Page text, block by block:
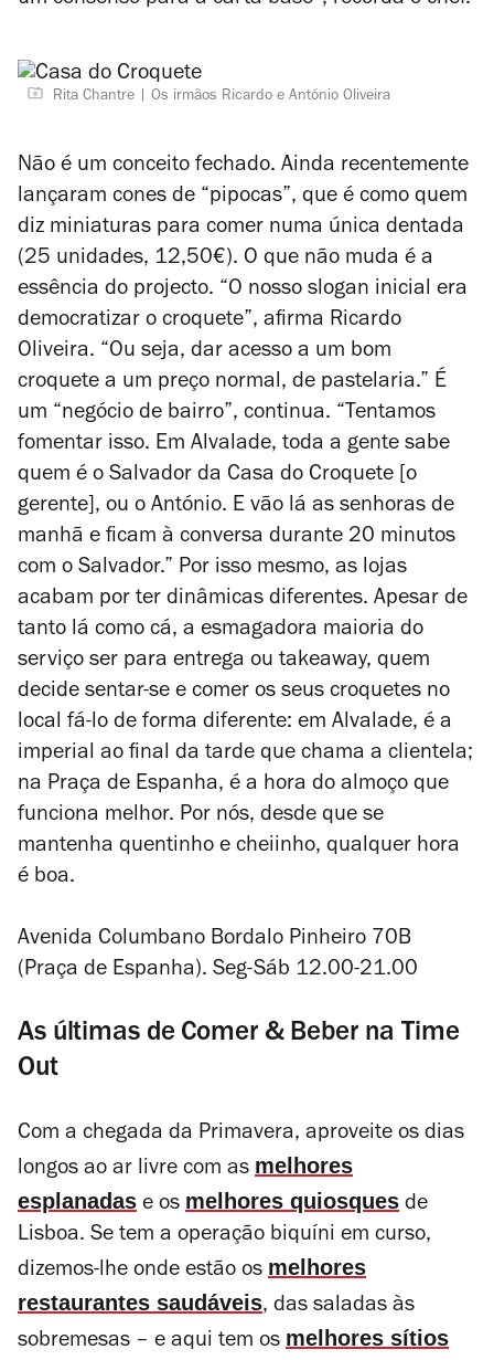
Rita Chantre Os irmãos Ricardo e António Oliveira
Não é um conceito fechado. Ainda recentemente
lançaram cones de “pipocas”, que é como quem
diz miniaturas para comer numa única dentada
(25 unidades, 12,50€). O que não muda é a
essência do projecto. “O nosso slogan inicial era
democratizar o croquete”, afirma Ricardo
Oliveira. “Ou seja, dar acesso a um bom
croquete a um preço normal, de pastelaria.” É
um “negócio de bairro”, continua. “Tentamos
fomentar isso. Em Alvalade, toda a gente sabe
quem é o Salvador da Casa do Croquete [o
gerente], ou o António. E vão lá as senhoras de
manhã e ficam à conversa durante 20 minutos
com o Salvador.” Por isso mesmo, as lojas
acabam por ter dinâmicas diferentes. Apesar de
tanto lá como cá, a esmagadora maioria do
serviço ser para entrega ou takeaway, quem
decide sentar-se e comer os seus croquetes no
local fá-lo de forma diferente: em Alvalade, é a
imperial ao final da tarde que chama a clientela;
na Praça de Espanha, é a hora do almoço que
funciona melhor. Por nós, desde que se
mantenha quentinho e cheiinho, qualquer hora
é boa.
Avenida Columbano Bordalo Pinheiro 70B
(Praça de Espanha). Seg-Sáb 12.00-21.00
As últimas de Comer & Beber na Time
Out
Com a chegada da Primavera, aproveite os dias
longos ao ar livre com as melhores
esplanadas e os melhores quiosques de
Lisboa. Se tem a operação biquíni em curso,
dizemos-lhe onde estão os melhores
restaurantes saudáveis, das saladas às
sobremesas – e aqui tem os melhores sítios